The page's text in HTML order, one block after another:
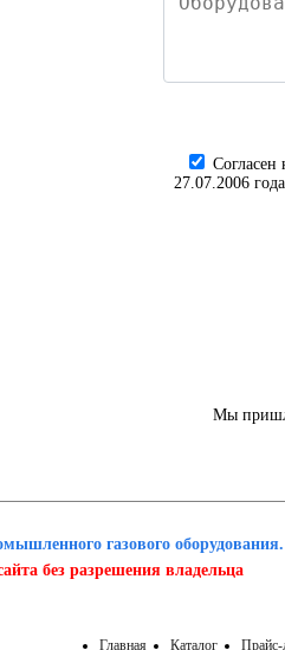
27.07.2006
Мы
газового оборудования.
без разрешения владельца
Главная Каталог Прайс-